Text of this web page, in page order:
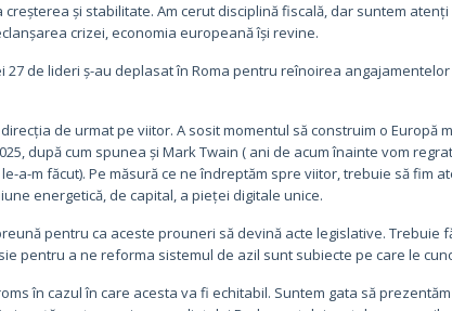
și stabilitate. Am cerut disciplină fiscală, dar suntem
crizei, economia europeană își revine.
27 de lideri ș-au deplasat în Roma pentru reînoirea
de urmat pe viitor. A sosit momentul să construim o Europă
după cum spunea și Mark Twain ( ani de acum înainte vom
a-m făcut). Pe măsură ce ne îndreptăm spre viitor, trebuie să fim
energetică, de capital, a pieței digitale unice.
pentru ca aceste prouneri să devină acte legislative. Trebuie
pentru a ne reforma sistemul de azil sunt subiecte pe care le
în cazul în care acesta va fi echitabil. Suntem gata să